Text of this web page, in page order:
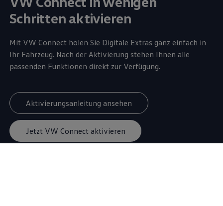
Schritten aktivieren
Mit VW Connect holen Sie Digitale Extras ganz einfach in
Ihr Fahrzeug. Nach der Aktivierung stehen Ihnen alle
passenden Funktionen direkt zur Verfügung.
Aktivierungsanleitung ansehen
Jetzt VW Connect aktivieren